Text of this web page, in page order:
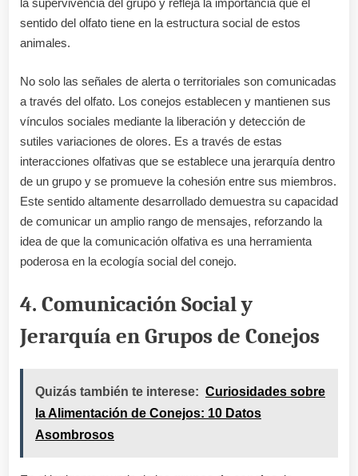
la supervivencia del grupo y refleja la importancia que el
sentido del olfato tiene en la estructura social de estos
animales.
No solo las señales de alerta o territoriales son comunicadas
a través del olfato. Los conejos establecen y mantienen sus
vínculos sociales mediante la liberación y detección de
sutiles variaciones de olores. Es a través de estas
interacciones olfativas que se establece una jerarquía dentro
de un grupo y se promueve la cohesión entre sus miembros.
Este sentido altamente desarrollado demuestra su capacidad
de comunicar un amplio rango de mensajes, reforzando la
idea de que la comunicación olfativa es una herramienta
poderosa en la ecología social del conejo.
4. Comunicación Social y
Jerarquía en Grupos de Conejos
Quizás también te interese: Curiosidades sobre
la Alimentación de Conejos: 10 Datos
Asombrosos